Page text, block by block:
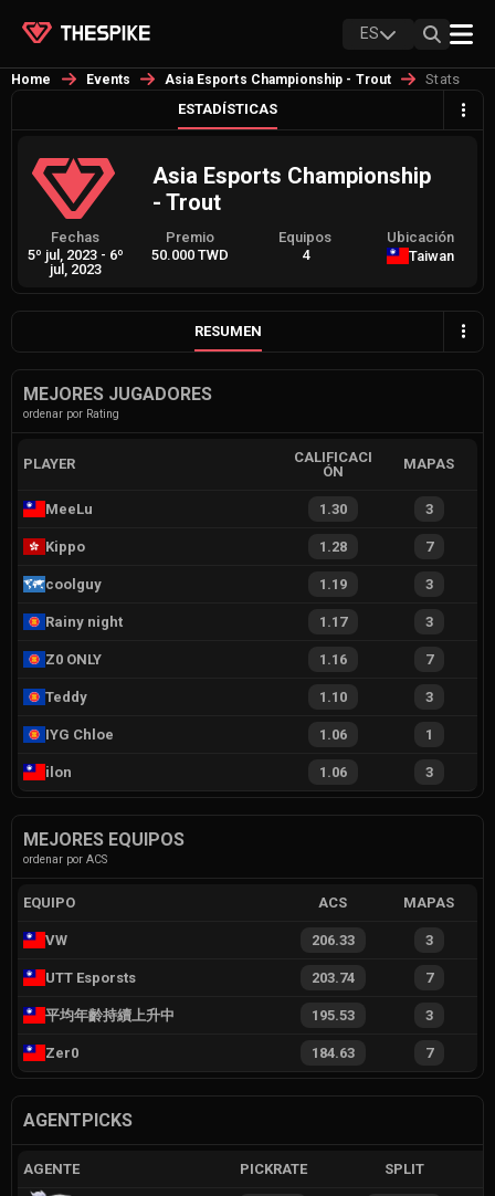
ES
Home Events Asia Esports Championship - Trout
Stats
ESTADÍSTICAS
Asia Esports Championship
- Trout
Fechas
5º jul, 2023 - 6º
jul, 2023
Premio
50.000 TWD
Equipos
4
Ubicación
Taiwan
RESUMEN
MEJORES JUGADORES
ordenar por Rating
PLAYER
CALIFICACI
ÓN
MAPAS
MeeLu 1.30 3
Kippo 1.28 7
coolguy 1.19 3
Rainy night 1.17 3
Z0 ONLY 1.16 7
Teddy 1.10 3
IYG Chloe 1.06 1
ilon 1.06 3
MEJORES EQUIPOS
ordenar por ACS
EQUIPO ACS MAPAS
VW 206.33 3
UTT Esporsts 203.74 7
平均年齡持續上升中 195.53 3
Zer0 184.63 7
AGENTPICKS
AGENTE PICKRATE SPLIT